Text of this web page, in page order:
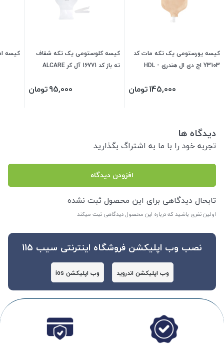
کیسه یورستومی یک تکه مات کد
Y3103 اچ دی ال هندری HDL -
145,000تومان
کیسه کلوستومی یک تکه شفاف
ته باز کد 16771 آل کر ALCARE
95,000تومان
کیسه
دیدگاه ها
تجربه خود را با ما به اشتراگ بگذارید
افزودن دیدگاه
تابحال دیدگاهی برای این محصول ثبت نشده
اولین نفری باشید که درباره این محصول دیدگاهی ثبت میکند
نصب وب اپلیکشن فروشگاه اینترنتی سیب 115
وب اپلیکشن اندروید وب اپلیکشن ios